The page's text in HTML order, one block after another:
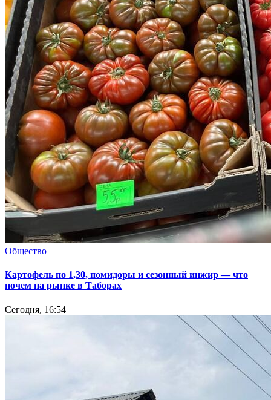
Общество
Картофель по 1,30, помидоры и сезонный инжир — что
почем на рынке в Таборах
Сегодня, 16:54